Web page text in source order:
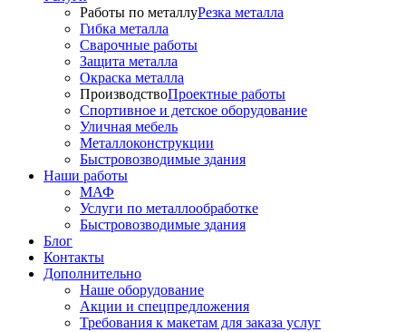
Работы по металлуРезка металла
Гибка металла
Сварочные работы
Защита металла
Окраска металла
ПроизводствоПроектные работы
Спортивное и детское оборудование
Уличная мебель
Металлоконструкции
Быстровозводимые здания
Наши работы
МАФ
Услуги по металлообработке
Быстровозводимые здания
Блог
Контакты
Дополнительно
Наше оборудование
Акции и спецпредложения
Требования к макетам для заказа услуг